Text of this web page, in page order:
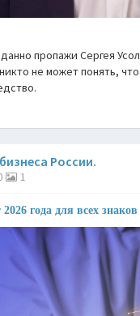
пропажи Сергея
не может понять,
России.
1
года для всех